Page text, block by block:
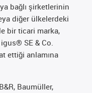
bağlı şirketlerinin
diğer ülkelerdeki
bir ticari marka,
SE & Co.
ettiği anlamına
Baumüller,